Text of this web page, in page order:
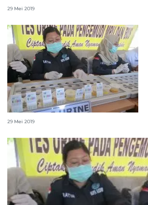
29 Mei 2019
BNN Jambi tes urine sopir bus
29 Mei 2019